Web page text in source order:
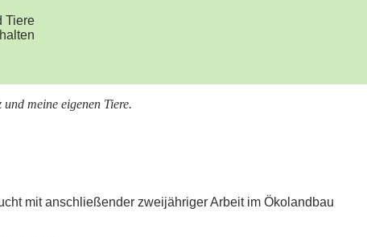
Tiere
meine eigenen Tiere.
mit anschließender zweijähriger Arbeit im Ökolandbau